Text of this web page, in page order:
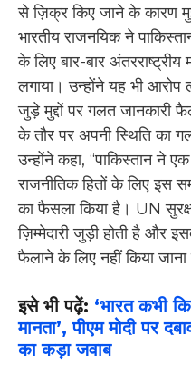
से ज़िक्र किए जाने के कारण
भारतीय राजनयिक ने
के लिए बार-बार
लगाया। उन्होंने यह भी आरोप
जुड़े मुद्दों पर गलत जानकारी
के तौर पर अपनी स्थिति का
उन्होंने कहा, “पाकिस्तान ने
राजनीतिक हितों के लिए इस
का फैसला किया है। UN
ज़िम्मेदारी जुड़ी होती है और
फैलाने के लिए नहीं किया जाना
इसे भी पढ़ें: ‘भारत कभी
मानता’, पीएम मोदी पर
का कड़ा जवाब